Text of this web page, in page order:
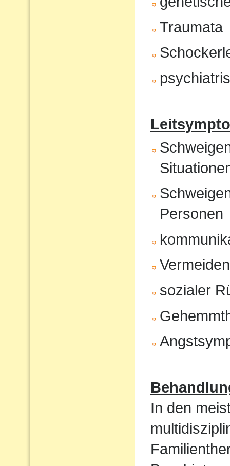
Traumata
Personen
sozialer
In den